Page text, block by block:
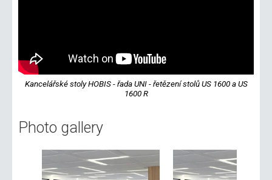
Kancelářské stoly HOBIS - řada UNI - řetězení stolů US 1600 a US
1600 R
Photo gallery